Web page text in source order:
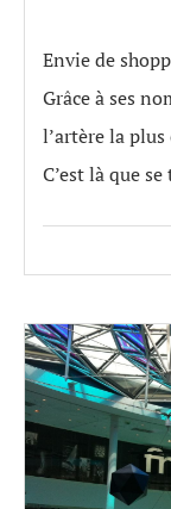
Envie de
Grâce à ses
l’artère la
C’est là que